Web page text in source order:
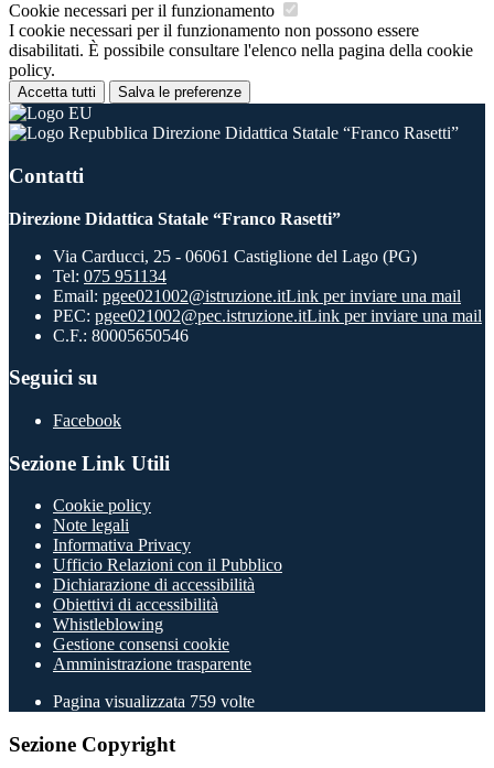
Cookie necessari per il funzionamento
I cookie necessari per il funzionamento non possono essere
disabilitati. È possibile consultare l'elenco nella pagina della cookie
policy.
Accetta tutti Salva le preferenze
Direzione Didattica Statale “Franco Rasetti”
Contatti
Direzione Didattica Statale “Franco Rasetti”
Via Carducci, 25 - 06061 Castiglione del Lago (PG)
Tel: 075 951134
Email: pgee021002@istruzione.itLink per inviare una mail
PEC: pgee021002@pec.istruzione.itLink per inviare una mail
C.F.: 80005650546
Seguici su
Facebook
Sezione Link Utili
Cookie policy
Note legali
Informativa Privacy
Ufficio Relazioni con il Pubblico
Dichiarazione di accessibilità
Obiettivi di accessibilità
Whistleblowing
Gestione consensi cookie
Amministrazione trasparente
Pagina visualizzata 759 volte
Sezione Copyright